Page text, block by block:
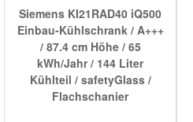
Siemens KI21RAD40 iQ500
Einbau-Kühlschrank / A+++
/ 87.4 cm Höhe / 65
kWh/Jahr / 144 Liter
Kühlteil / safetyGlass /
Flachschanier